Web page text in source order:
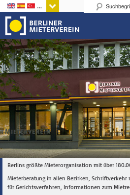
Sprachen
Berlins größte Mieterorganisation mit über
Mieterberatung in allen Bezirken, Schriftverkehr
für Gerichtsverfahren, Informationen zum